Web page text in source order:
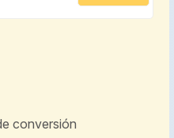
conversión